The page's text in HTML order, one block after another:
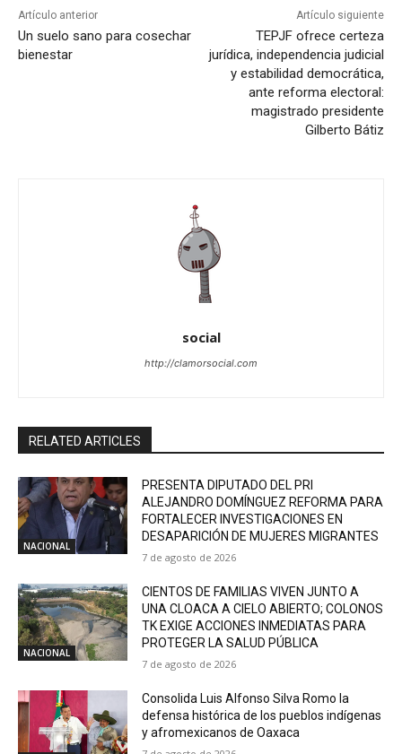
Artículo anterior
Un suelo sano para cosechar
bienestar
Artículo siguiente
TEPJF ofrece certeza
jurídica, independencia judicial
y estabilidad democrática,
ante reforma electoral:
magistrado presidente
Gilberto Bátiz
social
http://clamorsocial.com
RELATED ARTICLES
NACIONAL
PRESENTA DIPUTADO DEL PRI
ALEJANDRO DOMÍNGUEZ REFORMA PARA
FORTALECER INVESTIGACIONES EN
DESAPARICIÓN DE MUJERES MIGRANTES
7 de agosto de 2026
NACIONAL
CIENTOS DE FAMILIAS VIVEN JUNTO A
UNA CLOACA A CIELO ABIERTO; COLONOS
TK EXIGE ACCIONES INMEDIATAS PARA
PROTEGER LA SALUD PÚBLICA
7 de agosto de 2026
Consolida Luis Alfonso Silva Romo la
defensa histórica de los pueblos indígenas
y afromexicanos de Oaxaca